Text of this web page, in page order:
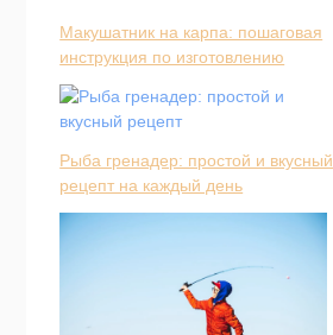
Макушатник на карпа: пошаговая
инструкция по изготовлению
Рыба гренадер: простой и вкусный
рецепт на каждый день